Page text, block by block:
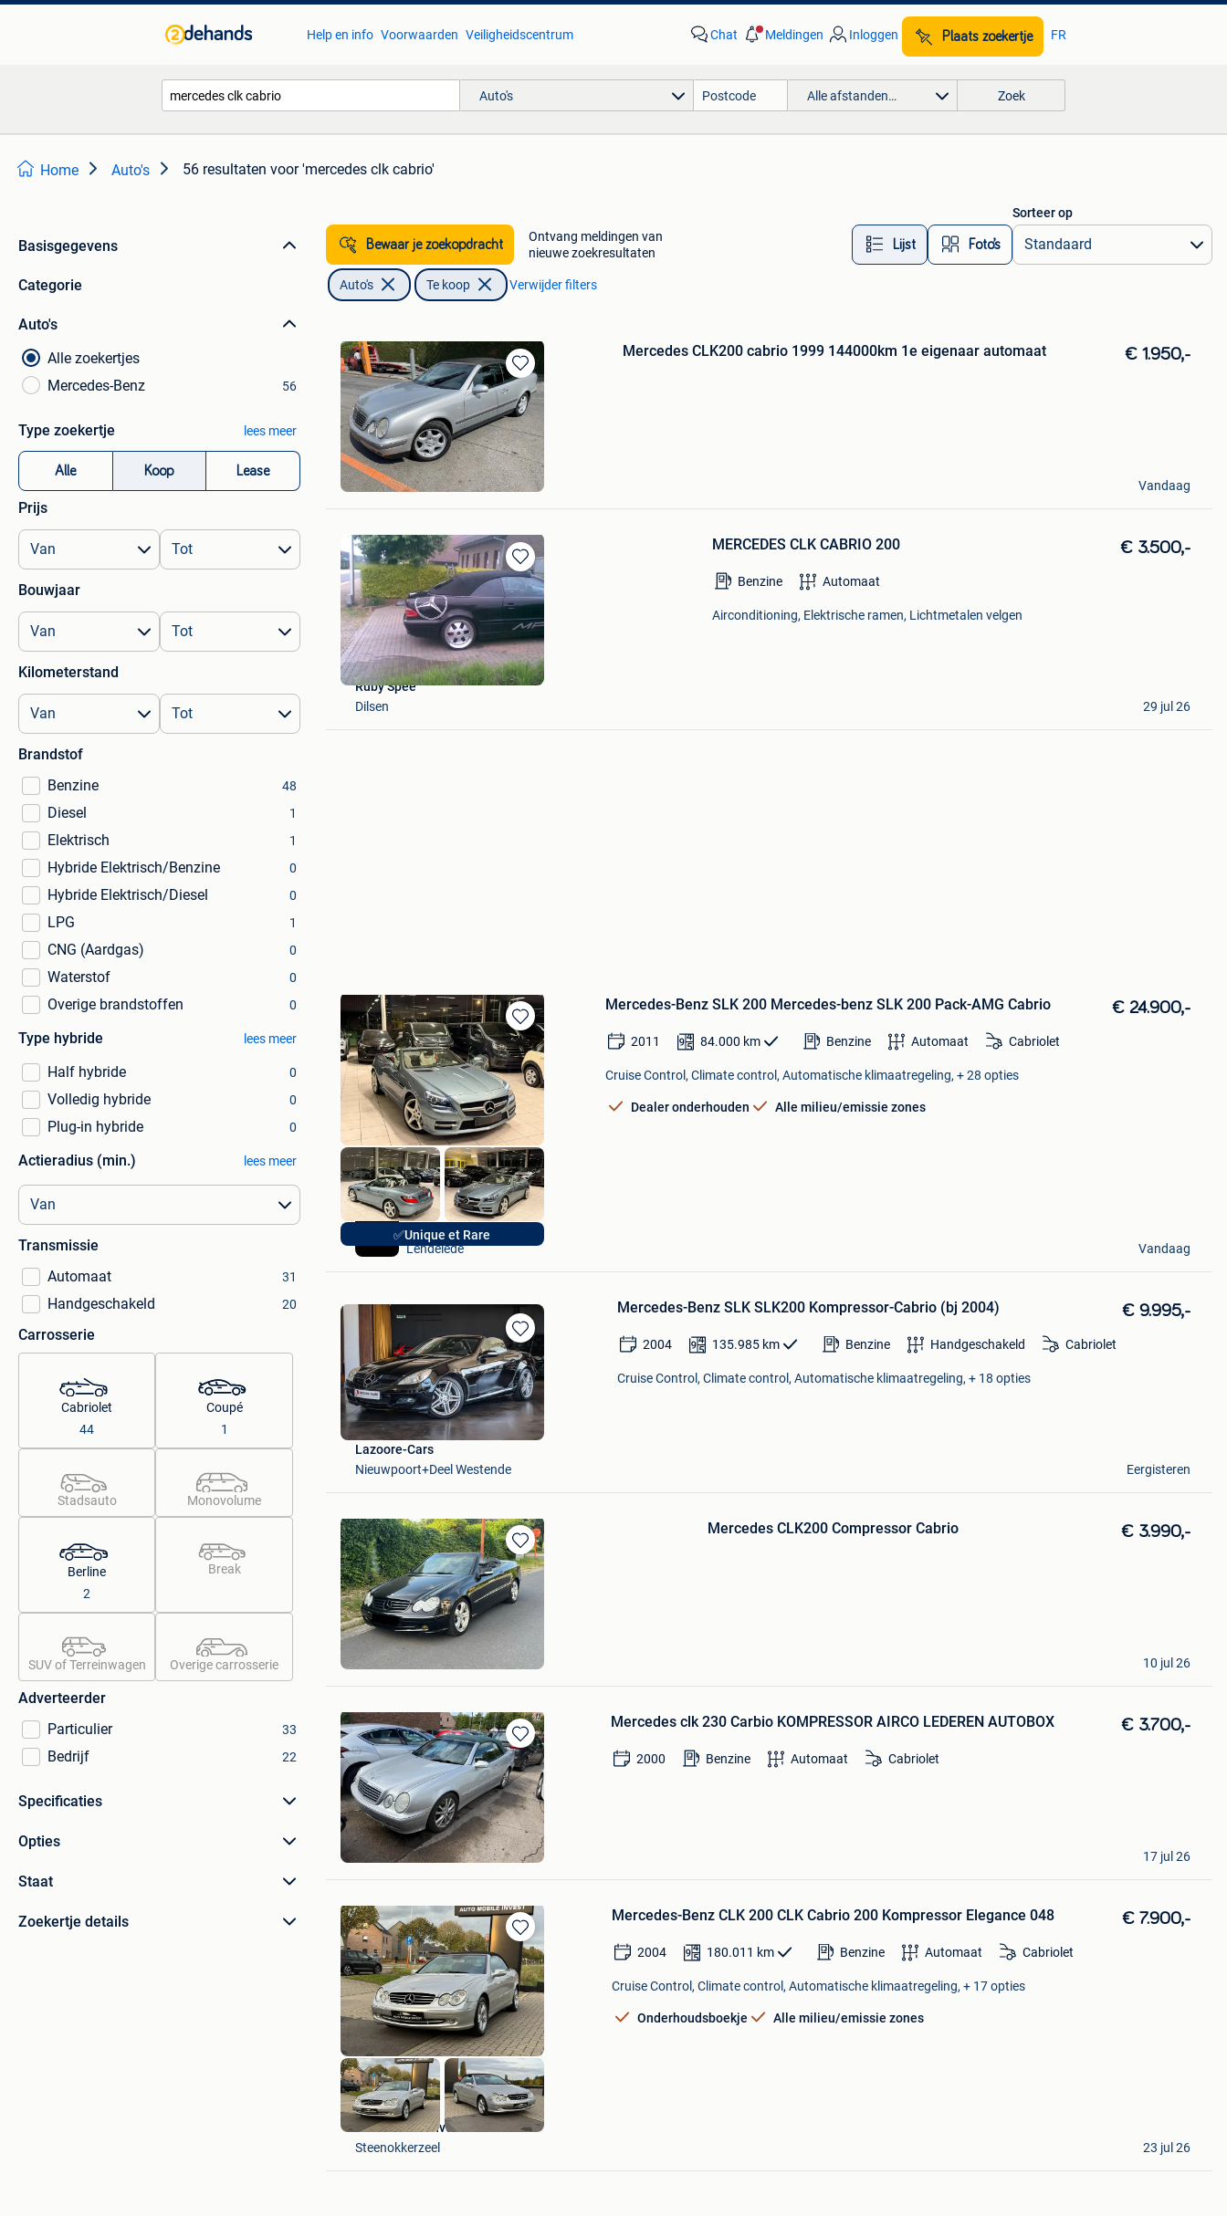
Help en info Voorwaarden Veiligheidscentrum Chat Meldingen Inloggen Plaats zoekertje FR
Auto's Alle afstanden… Zoek
Home Auto's 56 resultaten voor 'mercedes clk cabrio'
Basisgegevens
Categorie
Auto's
Alle zoekertjes
Mercedes-Benz
56
Type zoekertje lees meer
Alle Koop Lease
Prijs
Bouwjaar
Kilometerstand
Brandstof
Benzine
48
Diesel 1
Elektrisch 1
Hybride Elektrisch/Benzine 0
Hybride Elektrisch/Diesel 0
LPG 1
CNG (Aardgas) 0
Waterstof 0
Overige brandstoffen 0
Type hybride lees meer
Half hybride 0
Volledig hybride 0
Plug-in hybride 0
Actieradius (min.) lees meer
Transmissie
Automaat
31
Handgeschakeld 20
Carrosserie
Cabriolet
44
Coupé
1
Stadsauto Monovolume
Berline
2
Break
SUV of Terreinwagen Overige carrosserie
Adverteerder
Particulier
33
Bedrijf 22
Specificaties
Opties
Staat
Zoekertje details
Bewaar je zoekopdracht
Ontvang meldingen van
nieuwe zoekresultaten
Lijst Foto’s
Sorteer op
Auto's Te koop Verwijder filters
Bewaren
in
Mijn
Favorieten
Mercedes CLK200 cabrio 1999 144000km 1e eigenaar automaat € 1.950,-
Poulette
Asse
Vandaag
Bewaren
in
Mijn
Favorieten
MERCEDES CLK CABRIO 200 € 3.500,-
Benzine Automaat
Airconditioning, Elektrische ramen, Lichtmetalen velgen
Ruby Spee
Dilsen
29 jul 26
Bewaren
in
Mijn
Favorieten
✅Unique et Rare
Mercedes-Benz SLK 200 Mercedes-benz SLK 200 Pack-AMG Cabrio € 24.900,-
2011 84.000 km Benzine Automaat Cabriolet
Cruise Control, Climate control, Automatische klimaatregeling, + 28 opties
Dealer onderhouden Alle milieu/emissie zones
Hak Auto
Lendelede
Vandaag
Bewaren
in
Mijn
Favorieten
Mercedes-Benz SLK SLK200 Kompressor-Cabrio (bj 2004) € 9.995,-
2004 135.985 km Benzine Handgeschakeld Cabriolet
Cruise Control, Climate control, Automatische klimaatregeling, + 18 opties
Lazoore-Cars
Nieuwpoort+Deel Westende
Eergisteren
Bewaren
in
Mijn
Favorieten
Mercedes CLK200 Compressor Cabrio € 3.990,-
Adrien
Asse
10 jul 26
Bewaren
in
Mijn
Favorieten
Mercedes clk 230 Carbio KOMPRESSOR AIRCO LEDEREN AUTOBOX € 3.700,-
2000 Benzine Automaat Cabriolet
Clk
Zaventem
17 jul 26
Bewaren
in
Mijn
Favorieten
Mercedes-Benz CLK 200 CLK Cabrio 200 Kompressor Elegance 048 € 7.900,-
2004 180.011 km Benzine Automaat Cabriolet
Cruise Control, Climate control, Automatische klimaatregeling, + 17 opties
Onderhoudsboekje Alle milieu/emissie zones
Auto Mobile Invest
Steenokkerzeel
23 jul 26